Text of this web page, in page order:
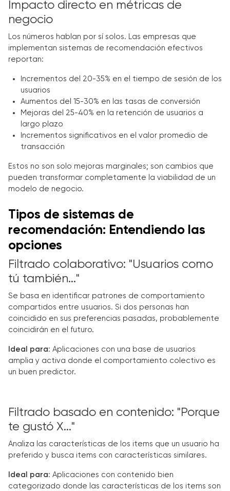
Impacto directo en métricas de
negocio
Los números hablan por sí solos. Las empresas que
implementan sistemas de recomendación efectivos
reportan:
Incrementos del 20-35% en el tiempo de sesión de los
usuarios
Aumentos del 15-30% en las tasas de conversión
Mejoras del 25-40% en la retención de usuarios a
largo plazo
Incrementos significativos en el valor promedio de
transacción
Estos no son solo mejoras marginales; son cambios que
pueden transformar completamente la viabilidad de un
modelo de negocio.
Tipos de sistemas de
recomendación: Entendiendo las
opciones
Filtrado colaborativo: "Usuarios como
tú también..."
Se basa en identificar patrones de comportamiento
compartidos entre usuarios. Si dos personas han
coincidido en sus preferencias pasadas, probablemente
coincidirán en el futuro.
Ideal para: Aplicaciones con una base de usuarios
amplia y activa donde el comportamiento colectivo es
un buen predictor.
Filtrado basado en contenido: "Porque
te gustó X..."
Analiza las características de los items que un usuario ha
preferido y busca items con características similares.
Ideal para: Aplicaciones con contenido bien
categorizado donde las características de los items son